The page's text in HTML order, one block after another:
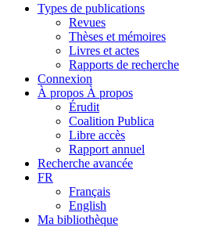
Types de publications
Revues
Thèses et mémoires
Livres et actes
Rapports de recherche
Connexion
À propos À propos
Érudit
Coalition Publica
Libre accès
Rapport annuel
Recherche avancée
FR
Français
English
Ma bibliothèque